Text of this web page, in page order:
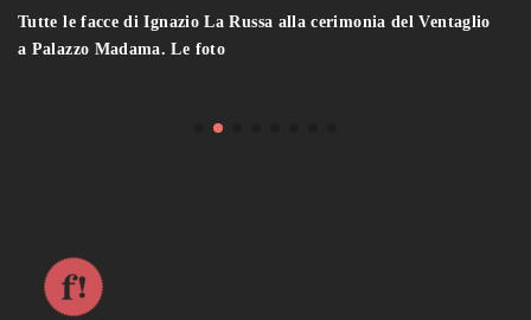
Tutte le facce di Ignazio La Russa alla cerimonia del Ventaglio
a Palazzo Madama. Le foto